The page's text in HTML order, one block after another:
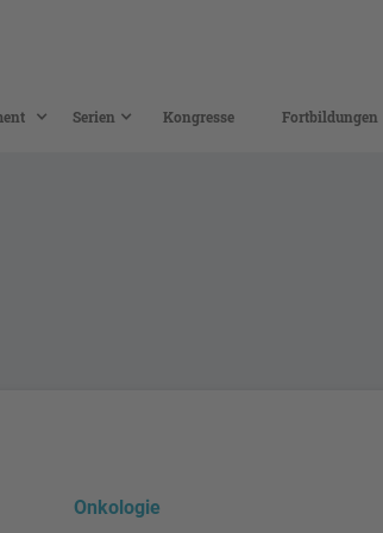
Serien Kongresse Fortbildungen
Onkologie